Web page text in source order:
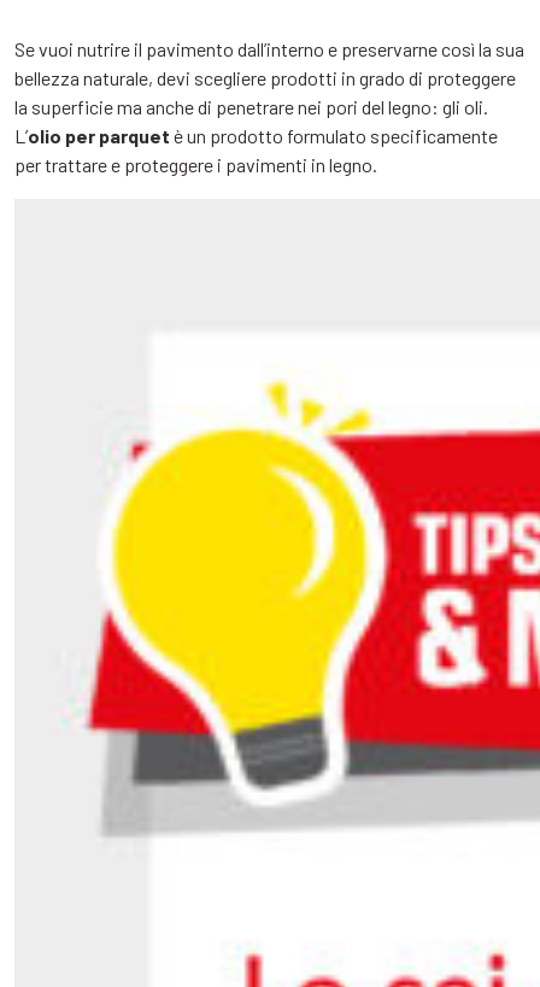
Se vuoi nutrire il pavimento dall’interno e preservarne così la sua
bellezza naturale, devi scegliere prodotti in grado di proteggere
la superficie ma anche di penetrare nei pori del legno: gli oli.
L’olio per parquet è un prodotto formulato specificamente
per trattare e proteggere i pavimenti in legno.